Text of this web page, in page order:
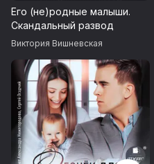
Его (не)родные малыши.
Скандальный развод
Виктория Вишневская